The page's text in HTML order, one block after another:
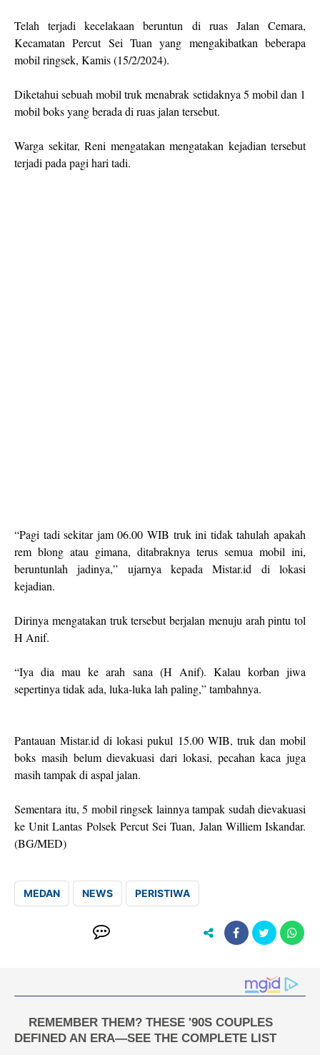
Telah terjadi kecelakaan beruntun di ruas Jalan Cemara,
Kecamatan Percut Sei Tuan yang mengakibatkan beberapa
mobil ringsek, Kamis (15/2/2024).
Diketahui sebuah mobil truk menabrak setidaknya 5 mobil dan 1
mobil boks yang berada di ruas jalan tersebut.
Warga sekitar, Reni mengatakan mengatakan kejadian tersebut
terjadi pada pagi hari tadi.
“Pagi tadi sekitar jam 06.00 WIB truk ini tidak tahulah apakah
rem blong atau gimana, ditabraknya terus semua mobil ini,
beruntunlah jadinya,” ujarnya kepada Mistar.id di lokasi
kejadian.
Dirinya mengatakan truk tersebut berjalan menuju arah pintu tol
H Anif.
“Iya dia mau ke arah sana (H Anif). Kalau korban jiwa
sepertinya tidak ada, luka-luka lah paling,” tambahnya.
Pantauan Mistar.id di lokasi pukul 15.00 WIB, truk dan mobil
boks masih belum dievakuasi dari lokasi, pecahan kaca juga
masih tampak di aspal jalan.
Sementara itu, 5 mobil ringsek lainnya tampak sudah dievakuasi
ke Unit Lantas Polsek Percut Sei Tuan, Jalan Williem Iskandar.
(BG/MED)
MEDAN NEWS PERISTIWA